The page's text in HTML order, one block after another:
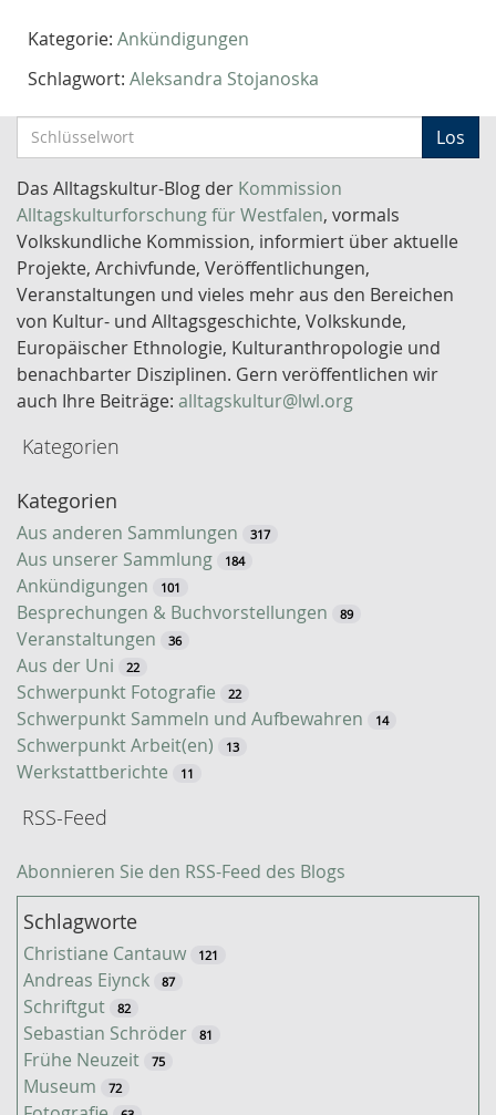
Kategorie: Ankündigungen
Schlagwort: Aleksandra Stojanoska
c
h
l
ü
s
s
e
l
w
o
S
u
c
h
e
Los
Das Alltagskultur-Blog der Kommission
Alltagskulturforschung für Westfalen, vormals
Volkskundliche Kommission, informiert über aktuelle
Projekte, Archivfunde, Veröffentlichungen,
Veranstaltungen und vieles mehr aus den Bereichen
von Kultur- und Alltagsgeschichte, Volkskunde,
Europäischer Ethnologie, Kulturanthropologie und
benachbarter Disziplinen. Gern veröffentlichen wir
auch Ihre Beiträge: alltagskultur@lwl.org
Kategorien
Kategorien
Aus anderen Sammlungen 317
Aus unserer Sammlung 184
Ankündigungen 101
Besprechungen & Buchvorstellungen 89
Veranstaltungen 36
Aus der Uni 22
Schwerpunkt Fotografie 22
Schwerpunkt Sammeln und Aufbewahren 14
Schwerpunkt Arbeit(en) 13
Werkstattberichte 11
RSS-Feed
Abonnieren Sie den RSS-Feed des Blogs
Schlagworte
Christiane Cantauw 121
Andreas Eiynck 87
Schriftgut 82
Sebastian Schröder 81
Frühe Neuzeit 75
Museum 72